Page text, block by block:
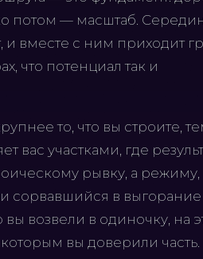
потом — масштаб.
и вместе с ним приходит
что потенциал так и
то, что вы строите,
участками, где
рывку, а режиму,
сорвавшийся в выгорание
возвели в одиночку, на
вы доверили часть.